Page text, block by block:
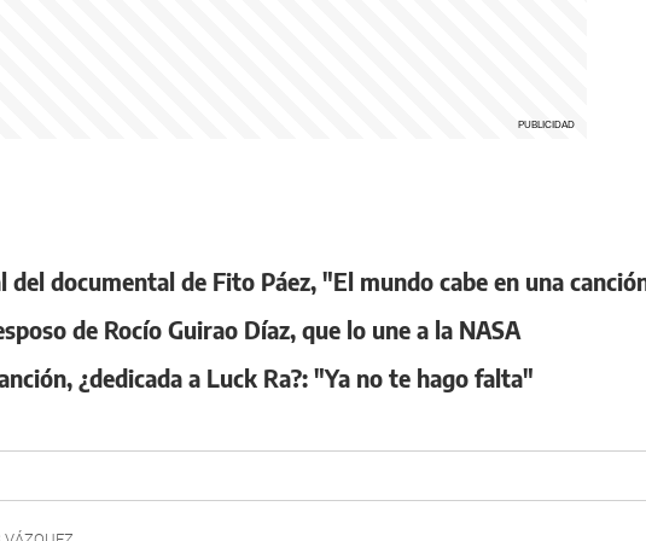
documental de Fito Páez, "El mundo cabe en una
de Rocío Guirao Díaz, que lo une a la NASA
¿dedicada a Luck Ra?: "Ya no te hago falta"